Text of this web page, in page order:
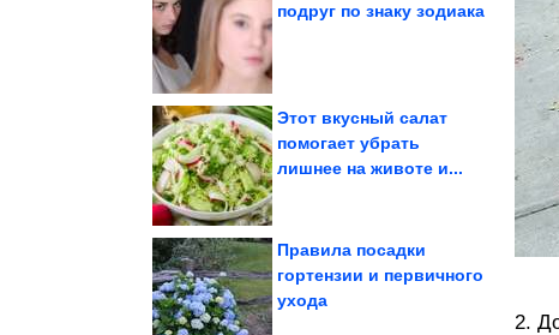
подруг по знаку зодиака
Этот вкусный салат
помогает убрать
лишнее на животе и...
Правила посадки
гортензии и первичного
ухода
Мемы, после которых
2.